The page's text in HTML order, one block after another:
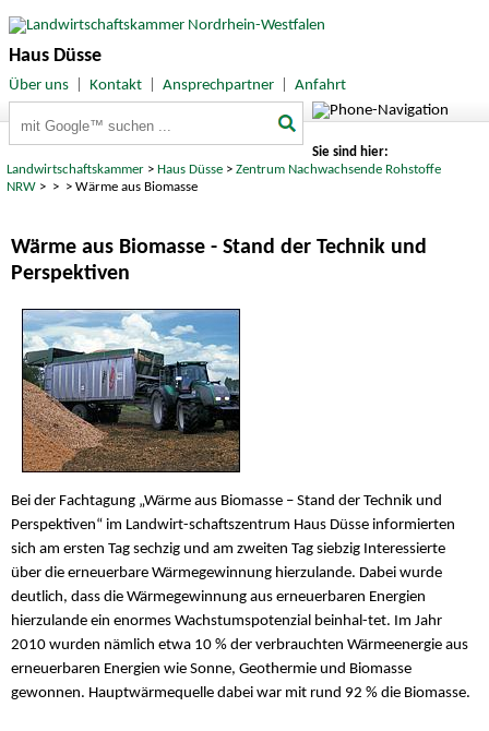
Haus Düsse
Über uns| Kontakt| Ansprechpartner| Anfahrt
Sie sind hier:
Landwirtschaftskammer > Haus Düsse >Zentrum Nachwachsende Rohstoffe
NRW > > > Wärme aus Biomasse
Wärme aus Biomasse - Stand der Technik und
Perspektiven
Bei der Fachtagung „Wärme aus Biomasse – Stand der Technik und
Perspektiven“ im Landwirt-schaftszentrum Haus Düsse informierten
sich am ersten Tag sechzig und am zweiten Tag siebzig Interessierte
über die erneuerbare Wärmegewinnung hierzulande. Dabei wurde
deutlich, dass die Wärmegewinnung aus erneuerbaren Energien
hierzulande ein enormes Wachstumspotenzial beinhal-tet. Im Jahr
2010 wurden nämlich etwa 10 % der verbrauchten Wärmeenergie aus
erneuerbaren Energien wie Sonne, Geothermie und Biomasse
gewonnen. Hauptwärmequelle dabei war mit rund 92 % die Biomasse.